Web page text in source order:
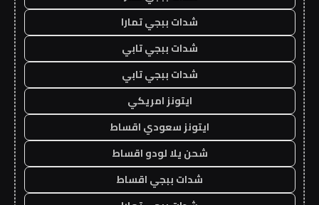
شدات ببجي تمارا
شدات ببجي تابي
شدات ببجي تابي
ايتونز امريكي
ايتونز سعودي اقساط
شحن يلا لودو اقساط
شدات ببجي اقساط